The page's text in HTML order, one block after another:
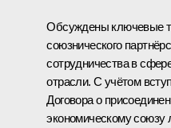
Обсуждены ключевые
союзнического
сотрудничества в
отрасли. С учётом
Договора о
экономическому союзу